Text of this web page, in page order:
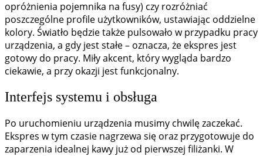
opróżnienia pojemnika na fusy) czy rozróżniać
poszczególne profile użytkowników, ustawiając oddzielne
kolory. Światło będzie także pulsowało w przypadku pracy
urządzenia, a gdy jest stałe – oznacza, że ekspres jest
gotowy do pracy. Miły akcent, który wygląda bardzo
ciekawie, a przy okazji jest funkcjonalny.
Interfejs systemu i obsługa
Po uruchomieniu urządzenia musimy chwilę zaczekać.
Ekspres w tym czasie nagrzewa się oraz przygotowuje do
zaparzenia idealnej kawy już od pierwszej filiżanki. W